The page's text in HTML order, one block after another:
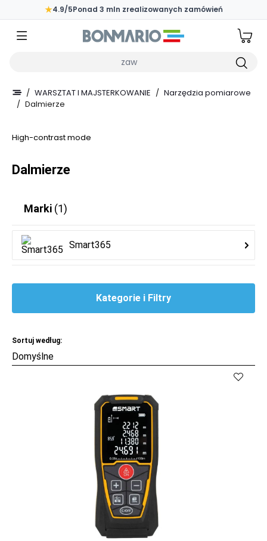
Przejdź do głównej zawartości strony
★4.9/5Ponad 3 mln zrealizowanych zamówień
/ WARSZTAT I MAJSTERKOWANIE / Narzędzia pomiarowe
/ Dalmierze
High-contrast mode
Dalmierze
Marki (1)
Smart365
Kategorie i Filtry
Sortuj według:
Kup Porównaj